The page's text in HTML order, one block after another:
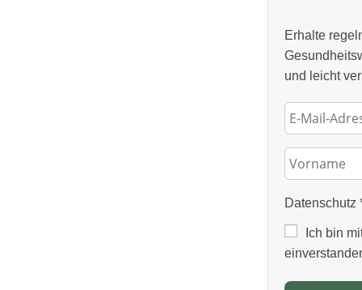
Erhalte
und leicht
Datenschutz
Ich bin